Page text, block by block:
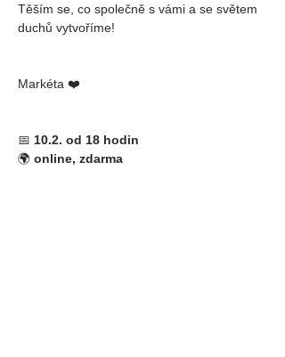
Těším se, co společně s vámi a se světem
duchů vytvoříme!
Markéta ❤️
📅 10.2. od 18 hodin
🌍 online, zdarma